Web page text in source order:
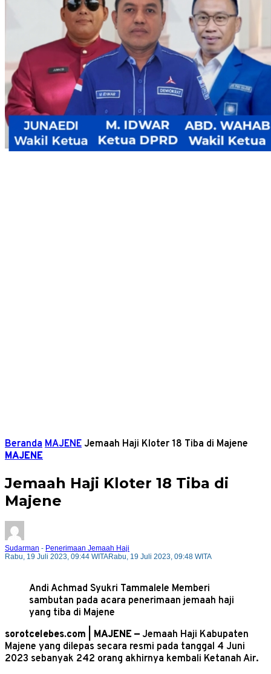
Beranda MAJENE Jemaah Haji Kloter 18 Tiba di Majene
MAJENE
Jemaah Haji Kloter 18 Tiba di
Majene
Sudarman - Penerimaan Jemaah Haji
Rabu, 19 Juli 2023, 09:44 WITARabu, 19 Juli 2023, 09:48 WITA
Andi Achmad Syukri Tammalele Memberi
sambutan pada acara penerimaan jemaah haji
yang tiba di Majene
sorotcelebes.com | MAJENE — Jemaah Haji Kabupaten
Majene yang dilepas secara resmi pada tanggal 4 Juni
2023 sebanyak 242 orang akhirnya kembali Ketanah Air.